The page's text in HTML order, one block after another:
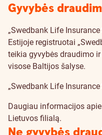
Gyvybės
„Swedbank Life
Estijoje registruotai
teikia gyvybės draudimo
visose Baltijos šalyse.
„Swedbank Life Insurance
Daugiau informacijos
Lietuvos filialą.